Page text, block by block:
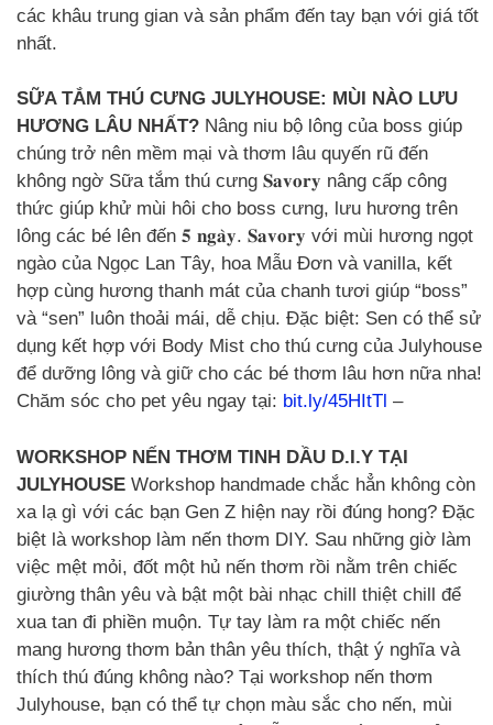
các khâu trung gian và sản phẩm đến tay bạn với giá tốt
nhất.
SỮA TẮM THÚ CƯNG JULYHOUSE: MÙI NÀO LƯU
HƯƠNG LÂU NHẤT? Nâng niu bộ lông của boss giúp
chúng trở nên mềm mại và thơm lâu quyến rũ đến
không ngờ Sữa tắm thú cưng 𝐒𝐚𝐯𝐨𝐫𝐲 nâng cấp công
thức giúp khử mùi hôi cho boss cưng, lưu hương trên
lông các bé lên đến 𝟓 𝐧𝐠𝐚̀𝐲. 𝐒𝐚𝐯𝐨𝐫𝐲 với mùi hương ngọt
ngào của Ngọc Lan Tây, hoa Mẫu Đơn và vanilla, kết
hợp cùng hương thanh mát của chanh tươi giúp “boss”
và “sen” luôn thoải mái, dễ chịu. Đặc biệt: Sen có thể sử
dụng kết hợp với Body Mist cho thú cưng của Julyhouse
để dưỡng lông và giữ cho các bé thơm lâu hơn nữa nha!
Chăm sóc cho pet yêu ngay tại: bit.ly/45HItTl –
WORKSHOP NẾN THƠM TINH DẦU D.I.Y TẠI
JULYHOUSE Workshop handmade chắc hẳn không còn
xa lạ gì với các bạn Gen Z hiện nay rồi đúng hong? Đặc
biệt là workshop làm nến thơm DIY. Sau những giờ làm
việc mệt mỏi, đốt một hủ nến thơm rồi nằm trên chiếc
giường thân yêu và bật một bài nhạc chill thiệt chill để
xua tan đi phiền muộn. Tự tay làm ra một chiếc nến
mang hương thơm bản thân yêu thích, thật ý nghĩa và
thích thú đúng không nào? Tại workshop nến thơm
Julyhouse, bạn có thể tự chọn màu sắc cho nến, mùi